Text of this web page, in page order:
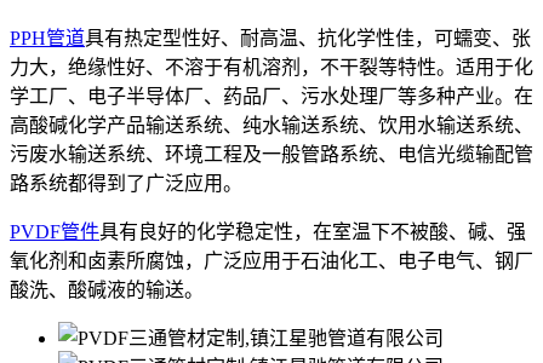
PPH管道具有热定型性好、耐高温、抗化学性佳，可蠕变、张
力大，绝缘性好、不溶于有机溶剂，不干裂等特性。适用于化
学工厂、电子半导体厂、药品厂、污水处理厂等多种产业。在
高酸碱化学产品输送系统、纯水输送系统、饮用水输送系统、
污废水输送系统、环境工程及一般管路系统、电信光缆输配管
路系统都得到了广泛应用。
PVDF管件具有良好的化学稳定性，在室温下不被酸、碱、强
氧化剂和卤素所腐蚀，广泛应用于石油化工、电子电气、钢厂
酸洗、酸碱液的输送。